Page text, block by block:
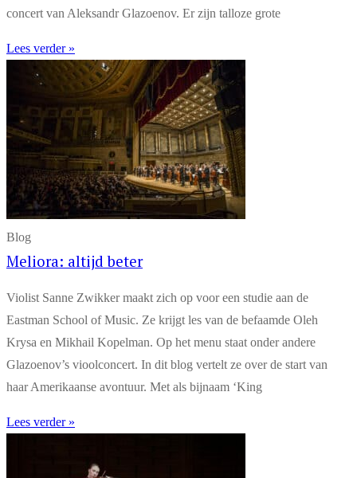
concert van Aleksandr Glazoenov. Er zijn talloze grote
Lees verder »
Blog
Meliora: altijd beter
Violist Sanne Zwikker maakt zich op voor een studie aan de
Eastman School of Music. Ze krijgt les van de befaamde Oleh
Krysa en Mikhail Kopelman. Op het menu staat onder andere
Glazoenov’s vioolconcert. In dit blog vertelt ze over de start van
haar Amerikaanse avontuur. Met als bijnaam ‘King
Lees verder »